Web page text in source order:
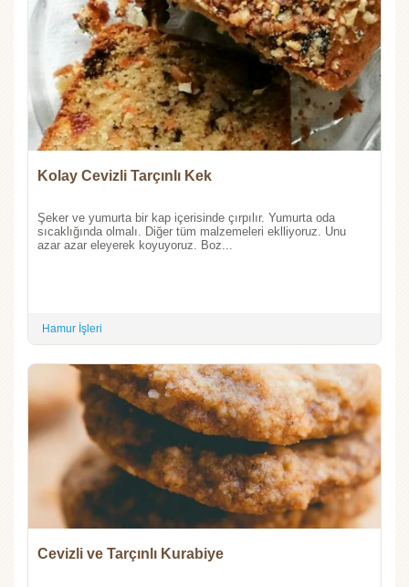
Kolay Cevizli Tarçınlı Kek
Şeker ve yumurta bir kap içerisinde çırpılır. Yumurta oda
sıcaklığında olmalı. Diğer tüm malzemeleri eklliyoruz. Unu
azar azar eleyerek koyuyoruz. Boz...
Hamur İşleri
Cevizli ve Tarçınlı Kurabiye